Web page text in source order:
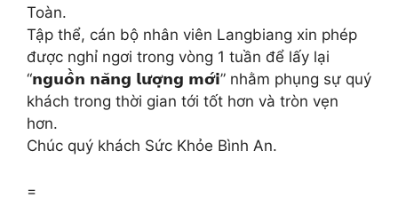
Toàn.
Tập thể, cán bộ nhân viên Langbiang xin phép
được nghỉ ngơi trong vòng 1 tuần để lấy lại
“𝗻𝗴𝘂𝗼̂̀𝗻 𝗻𝗮̆𝗻𝗴 𝗹𝘂̛𝗼̛̣𝗻𝗴 𝗺𝗼̛́𝗶” nhằm phụng sự quý
khách trong thời gian tới tốt hơn và tròn vẹn
hơn.
Chúc quý khách Sức Khỏe Bình An.
=